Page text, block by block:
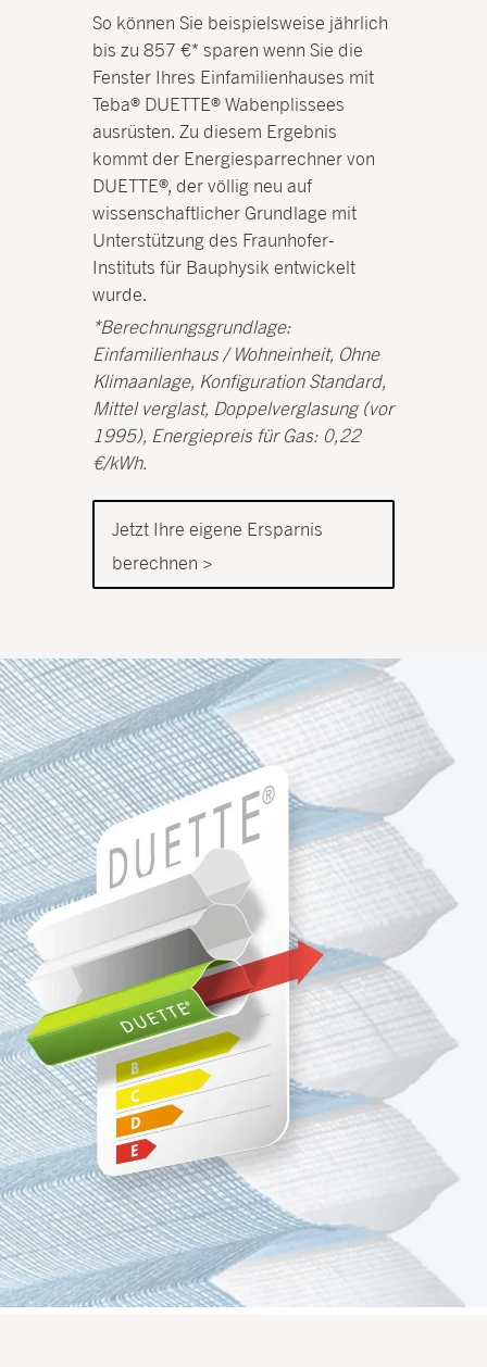
So können Sie beispielsweise jährlich
bis zu 857 €* sparen wenn Sie die
Fenster Ihres Einfamilienhauses mit
Teba® DUETTE® Wabenplissees
ausrüsten. Zu diesem Ergebnis
kommt der Energiesparrechner von
DUETTE®, der völlig neu auf
wissenschaftlicher Grundlage mit
Unterstützung des Fraunhofer-
Instituts für Bauphysik entwickelt
wurde.
*Berechnungsgrundlage:
Einfamilienhaus / Wohneinheit, Ohne
Klimaanlage, Konfiguration Standard,
Mittel verglast, Doppelverglasung (vor
1995), Energiepreis für Gas: 0,22
€/kWh.
Jetzt Ihre eigene Ersparnis
berechnen >